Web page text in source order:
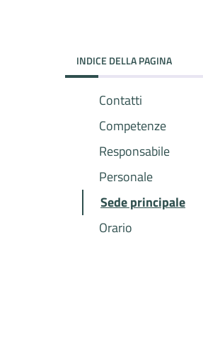
INDICE DELLA PAGINA
Contatti
Competenze
Responsabile
Personale
Sede principale
Orario